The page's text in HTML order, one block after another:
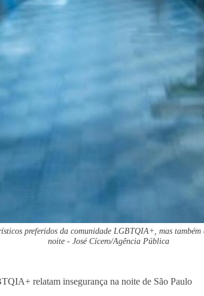
preferidos da comunidade LGBTQIA+, mas
noite - José Cícero/Agência Pública
relatam insegurança na noite de São Paulo